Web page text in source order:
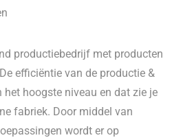
productiebedrijf met producten
efficiëntie van de productie &
hoogste niveau en dat zie je
fabriek. Door middel van
wordt er op